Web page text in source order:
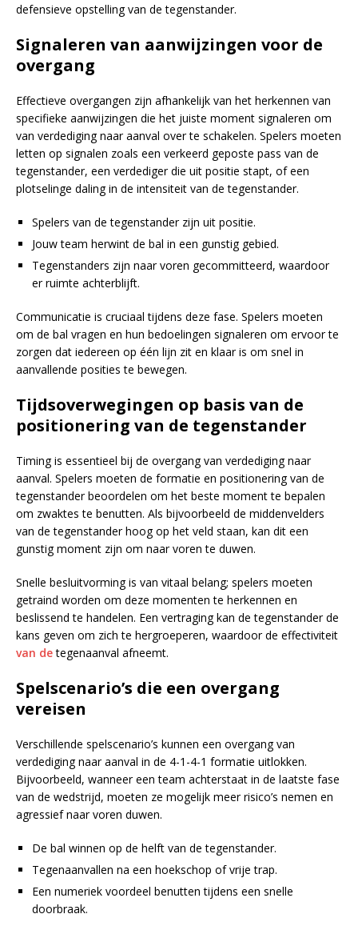
defensieve opstelling van de tegenstander.
Signaleren van aanwijzingen voor de
overgang
Effectieve overgangen zijn afhankelijk van het herkennen van
specifieke aanwijzingen die het juiste moment signaleren om
van verdediging naar aanval over te schakelen. Spelers moeten
letten op signalen zoals een verkeerd geposte pass van de
tegenstander, een verdediger die uit positie stapt, of een
plotselinge daling in de intensiteit van de tegenstander.
Spelers van de tegenstander zijn uit positie.
Jouw team herwint de bal in een gunstig gebied.
Tegenstanders zijn naar voren gecommitteerd, waardoor
er ruimte achterblijft.
Communicatie is cruciaal tijdens deze fase. Spelers moeten
om de bal vragen en hun bedoelingen signaleren om ervoor te
zorgen dat iedereen op één lijn zit en klaar is om snel in
aanvallende posities te bewegen.
Tijdsoverwegingen op basis van de
positionering van de tegenstander
Timing is essentieel bij de overgang van verdediging naar
aanval. Spelers moeten de formatie en positionering van de
tegenstander beoordelen om het beste moment te bepalen
om zwaktes te benutten. Als bijvoorbeeld de middenvelders
van de tegenstander hoog op het veld staan, kan dit een
gunstig moment zijn om naar voren te duwen.
Snelle besluitvorming is van vitaal belang; spelers moeten
getraind worden om deze momenten te herkennen en
beslissend te handelen. Een vertraging kan de tegenstander de
kans geven om zich te hergroeperen, waardoor de effectiviteit
van detegenaanval afneemt.
Spelscenario’s die een overgang
vereisen
Verschillende spelscenario’s kunnen een overgang van
verdediging naar aanval in de 4-1-4-1 formatie uitlokken.
Bijvoorbeeld, wanneer een team achterstaat in de laatste fase
van de wedstrijd, moeten ze mogelijk meer risico’s nemen en
agressief naar voren duwen.
De bal winnen op de helft van de tegenstander.
Tegenaanvallen na een hoekschop of vrije trap.
Een numeriek voordeel benutten tijdens een snelle
doorbraak.